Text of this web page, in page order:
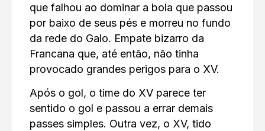
que falhou ao dominar a bola que passou
por baixo de seus pés e morreu no fundo
da rede do Galo. Empate bizarro da
Francana que, até então, não tinha
provocado grandes perigos para o XV.
Após o gol, o time do XV parece ter
sentido o gol e passou a errar demais
passes simples. Outra vez, o XV, tido